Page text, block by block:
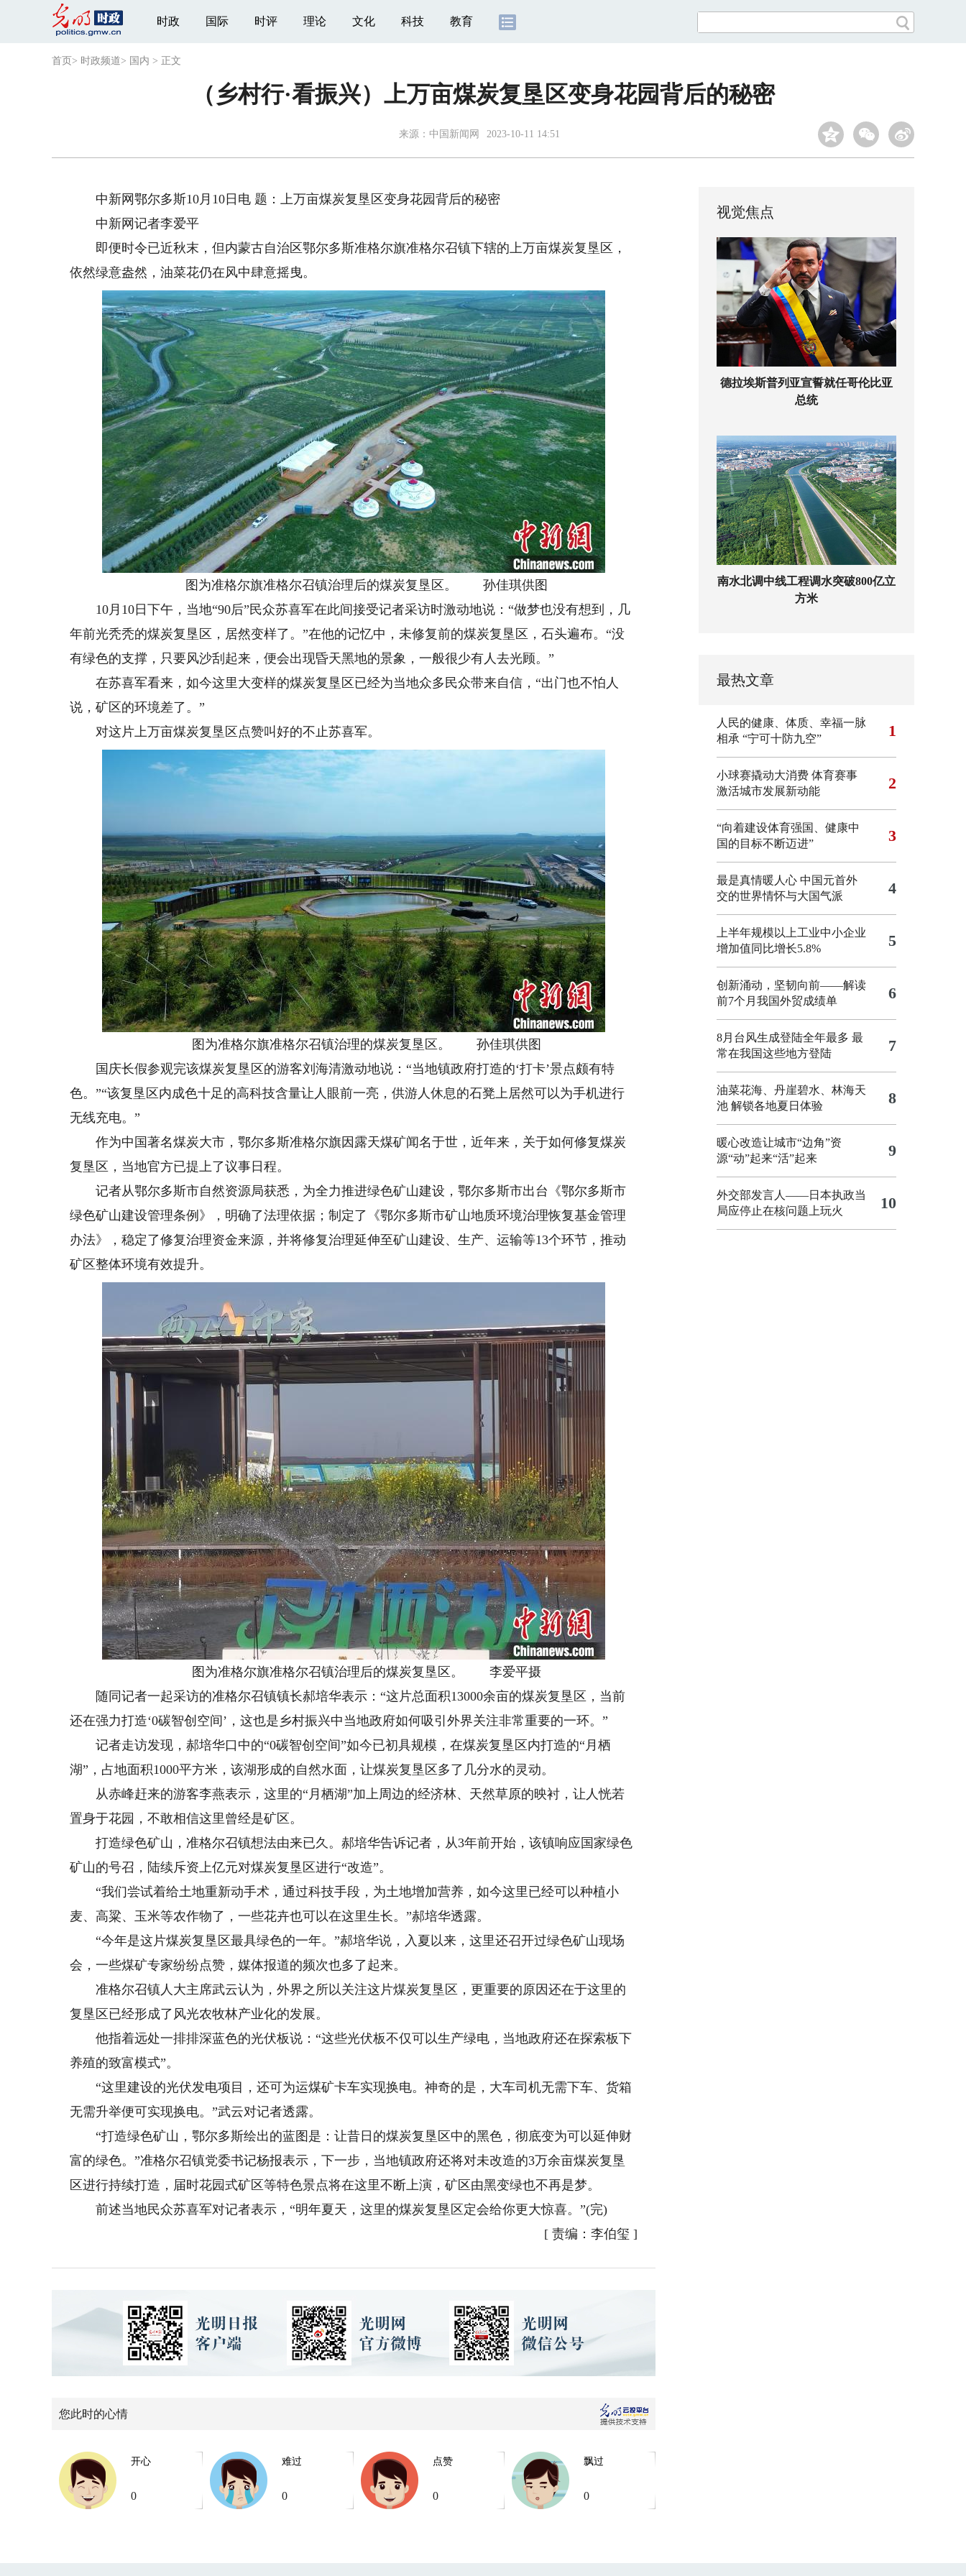
时政 国际 时评 理论 文化 科技 教育
首页 > 时政频道> 国内 > 正文
（乡村行·看振兴）上万亩煤炭复垦区变身花园背后的秘密
来源： 中国新闻网 2023-10-11 14:51
中新网鄂尔多斯10月10日电 题：上万亩煤炭复垦区变身花园背后的秘密
中新网记者李爱平
即便时令已近秋末，但内蒙古自治区鄂尔多斯准格尔旗准格尔召镇下辖的上万亩煤炭复垦区，
依然绿意盎然，油菜花仍在风中肆意摇曳。
图为准格尔旗准格尔召镇治理后的煤炭复垦区。 孙佳琪供图
10月10日下午，当地“90后”民众苏喜军在此间接受记者采访时激动地说：“做梦也没有想到，几
年前光秃秃的煤炭复垦区，居然变样了。”在他的记忆中，未修复前的煤炭复垦区，石头遍布。“没
有绿色的支撑，只要风沙刮起来，便会出现昏天黑地的景象，一般很少有人去光顾。”
在苏喜军看来，如今这里大变样的煤炭复垦区已经为当地众多民众带来自信，“出门也不怕人
说，矿区的环境差了。”
对这片上万亩煤炭复垦区点赞叫好的不止苏喜军。
图为准格尔旗准格尔召镇治理的煤炭复垦区。 孙佳琪供图
国庆长假参观完该煤炭复垦区的游客刘海清激动地说：“当地镇政府打造的‘打卡’景点颇有特
色。”“该复垦区内成色十足的高科技含量让人眼前一亮，供游人休息的石凳上居然可以为手机进行
无线充电。”
作为中国著名煤炭大市，鄂尔多斯准格尔旗因露天煤矿闻名于世，近年来，关于如何修复煤炭
复垦区，当地官方已提上了议事日程。
记者从鄂尔多斯市自然资源局获悉，为全力推进绿色矿山建设，鄂尔多斯市出台《鄂尔多斯市
绿色矿山建设管理条例》，明确了法理依据；制定了《鄂尔多斯市矿山地质环境治理恢复基金管理
办法》，稳定了修复治理资金来源，并将修复治理延伸至矿山建设、生产、运输等13个环节，推动
矿区整体环境有效提升。
图为准格尔旗准格尔召镇治理后的煤炭复垦区。 李爱平摄
随同记者一起采访的准格尔召镇镇长郝培华表示：“这片总面积13000余亩的煤炭复垦区，当前
还在强力打造‘0碳智创空间’，这也是乡村振兴中当地政府如何吸引外界关注非常重要的一环。”
记者走访发现，郝培华口中的“0碳智创空间”如今已初具规模，在煤炭复垦区内打造的“月栖
湖”，占地面积1000平方米，该湖形成的自然水面，让煤炭复垦区多了几分水的灵动。
从赤峰赶来的游客李燕表示，这里的“月栖湖”加上周边的经济林、天然草原的映衬，让人恍若
置身于花园，不敢相信这里曾经是矿区。
打造绿色矿山，准格尔召镇想法由来已久。郝培华告诉记者，从3年前开始，该镇响应国家绿色
矿山的号召，陆续斥资上亿元对煤炭复垦区进行“改造”。
“我们尝试着给土地重新动手术，通过科技手段，为土地增加营养，如今这里已经可以种植小
麦、高粱、玉米等农作物了，一些花卉也可以在这里生长。”郝培华透露。
“今年是这片煤炭复垦区最具绿色的一年。”郝培华说，入夏以来，这里还召开过绿色矿山现场
会，一些煤矿专家纷纷点赞，媒体报道的频次也多了起来。
准格尔召镇人大主席武云认为，外界之所以关注这片煤炭复垦区，更重要的原因还在于这里的
复垦区已经形成了风光农牧林产业化的发展。
他指着远处一排排深蓝色的光伏板说：“这些光伏板不仅可以生产绿电，当地政府还在探索板下
养殖的致富模式”。
“这里建设的光伏发电项目，还可为运煤矿卡车实现换电。神奇的是，大车司机无需下车、货箱
无需升举便可实现换电。”武云对记者透露。
“打造绿色矿山，鄂尔多斯绘出的蓝图是：让昔日的煤炭复垦区中的黑色，彻底变为可以延伸财
富的绿色。”准格尔召镇党委书记杨报表示，下一步，当地镇政府还将对未改造的3万余亩煤炭复垦
区进行持续打造，届时花园式矿区等特色景点将在这里不断上演，矿区由黑变绿也不再是梦。
前述当地民众苏喜军对记者表示，“明年夏天，这里的煤炭复垦区定会给你更大惊喜。”(完)
[ 责编：李伯玺 ]
您此时的心情
开心
0
难过
0
点赞
0
飘过
0
视觉焦点
德拉埃斯普列亚宣誓就任哥伦比亚
总统
南水北调中线工程调水突破800亿立
方米
最热文章
人民的健康、体质、幸福一脉
相承 “宁可十防九空” 1
小球赛撬动大消费 体育赛事
激活城市发展新动能
2
“向着建设体育强国、健康中
国的目标不断迈进”
3
最是真情暖人心 中国元首外
交的世界情怀与大国气派
4
上半年规模以上工业中小企业
增加值同比增长5.8%
5
创新涌动，坚韧向前——解读
前7个月我国外贸成绩单
6
8月台风生成登陆全年最多 最
常在我国这些地方登陆
7
油菜花海、丹崖碧水、林海天
池 解锁各地夏日体验
8
暖心改造让城市“边角”资
源“动”起来“活”起来
9
外交部发言人——日本执政当
局应停止在核问题上玩火
10